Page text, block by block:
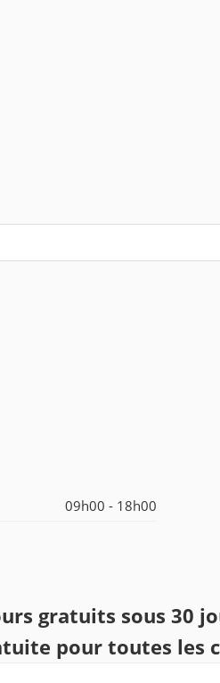
09h00 - 18h00
gratuits sous 30
pour toutes les